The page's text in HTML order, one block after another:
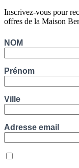
Inscrivez-vous pour
offres de la Maison
NOM
Prénom
Ville
Adresse email